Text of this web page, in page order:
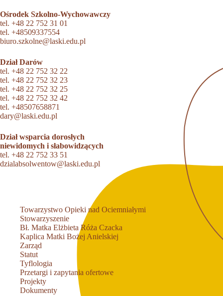
Ośrodek Szkolno-Wychowawczy
tel. +48 22 752 31 01
tel. +48509337554
biuro.szkolne@laski.edu.pl
Dział Darów
tel. +48 22 752 32 22
tel. +48 22 752 32 23
tel. +48 22 752 32 25
tel. +48 22 752 32 42
tel. +48507658871
dary@laski.edu.pl
Dział wsparcia dorosłych
niewidomych i słabowidzących
tel. +48 22 752 33 51
dzialabsolwentow@laski.edu.pl
Towarzystwo Opieki nad Ociemniałymi
Stowarzyszenie
Bł. Matka Elżbieta Róża Czacka
Kaplica Matki Bożej Anielskiej
Zarząd
Statut
Tyflologia
Przetargi i zapytania ofertowe
Projekty
Dokumenty